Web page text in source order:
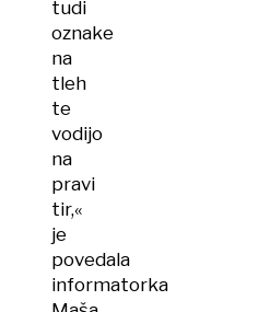
tudi
oznake
na
tleh
te
vodijo
na
pravi
tir,«
je
povedala
informatorka